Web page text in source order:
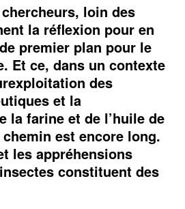
loin des
la réflexion pour en
premier plan pour le
Et ce, dans un contexte
des
et la
la farine et de l’huile de
est encore long.
les appréhensions
constituent des